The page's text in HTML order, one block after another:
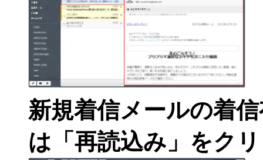
新規着信メールの着
は「再読込み」をク